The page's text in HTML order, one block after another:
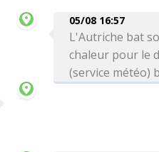
05/08 16:57
L'Autriche bat
chaleur pour le
(service météo)